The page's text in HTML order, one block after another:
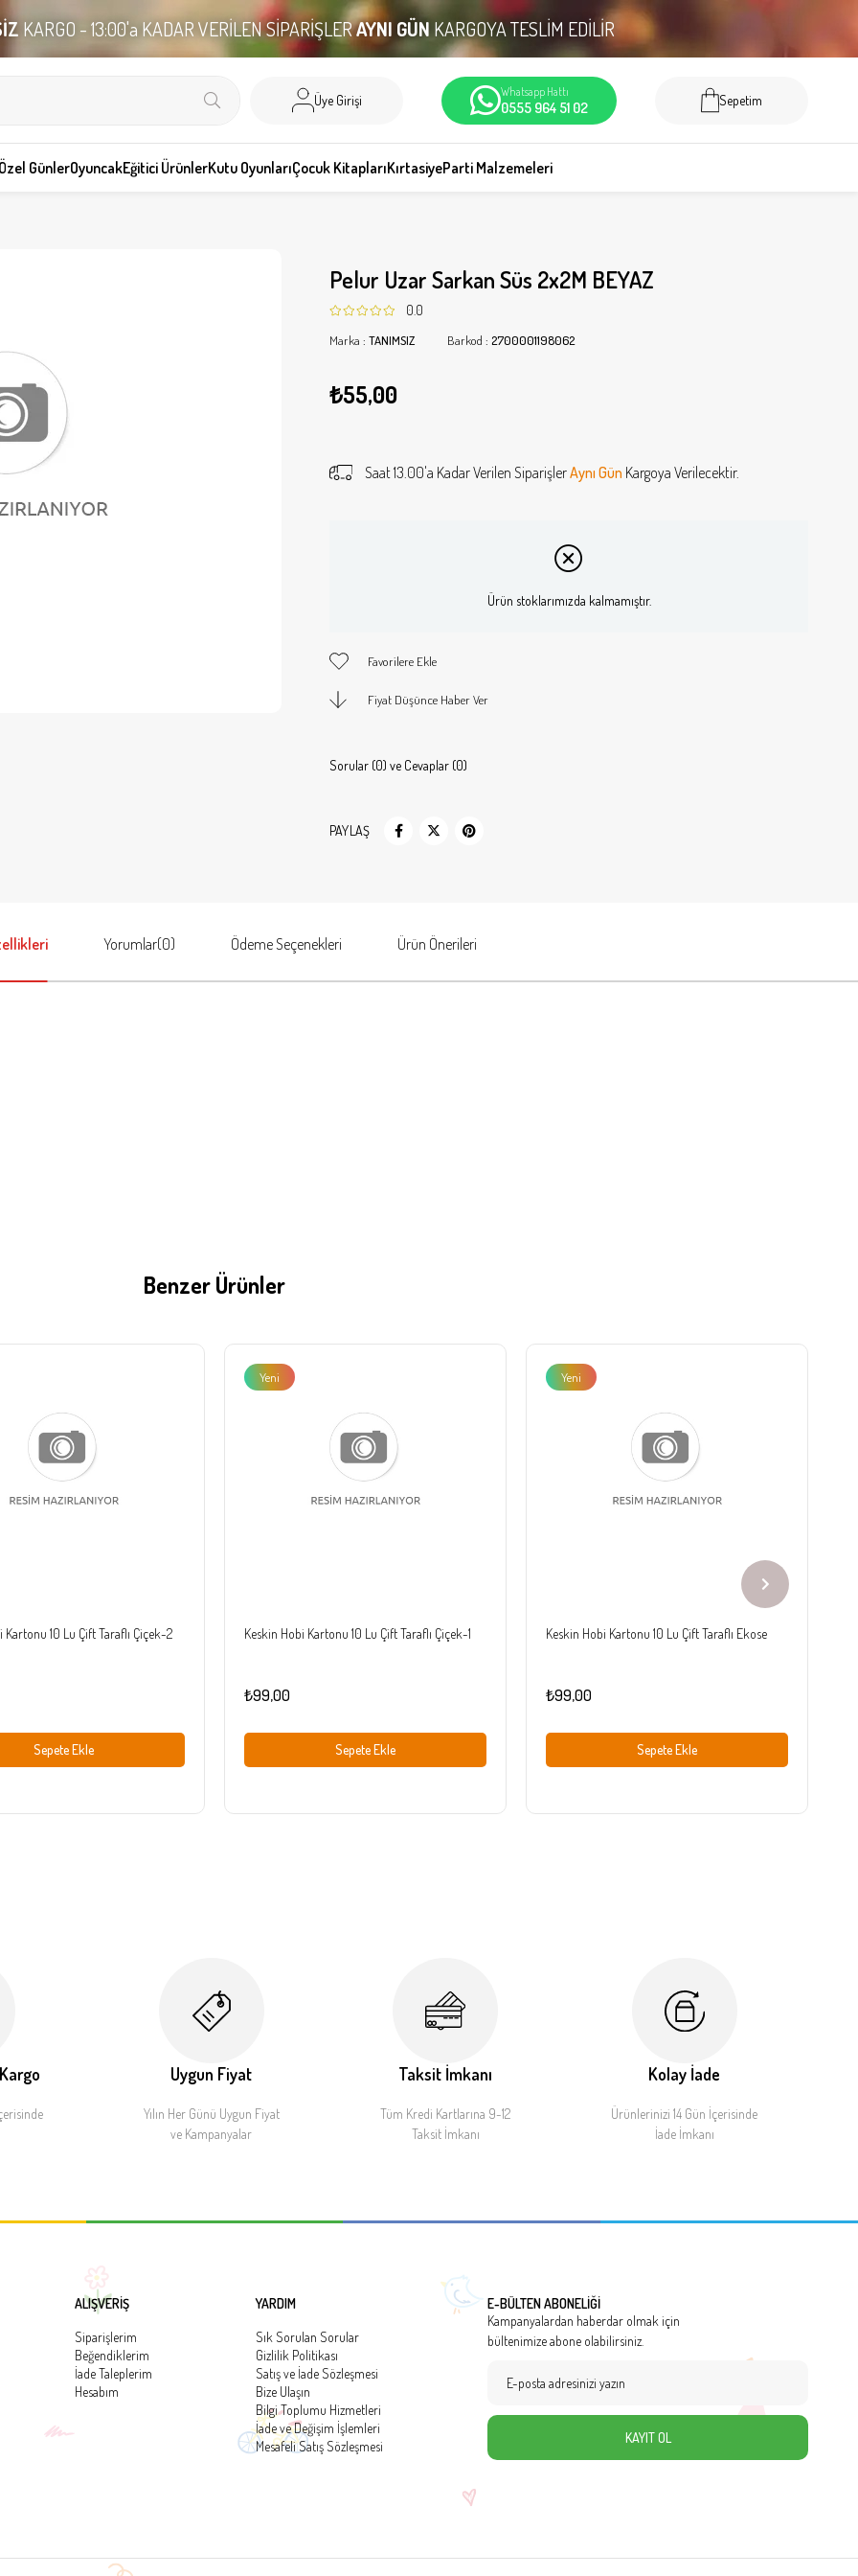
KARGO - 13:00'a KADAR VERİLEN SİPARİŞLERAYNI GÜN KARGOYA TESLİM EDİLİR
Üye Girişi
Whatsapp Hattı
0555 964 51 02 Sepetim
Özel GünlerOyuncakEğitici ÜrünlerKutu OyunlarıÇocuk KitaplarıKırtasiyeParti Malzemeleri
Pelur Uzar Sarkan Süs 2x2M BEYAZ
0.0
Marka : TANIMSIZ Barkod : 2700001198062
₺55,00
Saat 13.00'a Kadar Verilen SiparişlerAynı Gün Kargoya Verilecektir.
Ürün stoklarımızda kalmamıştır.
Favorilere Ekle
Fiyat Düşünce Haber Ver
Sorular (0) ve Cevaplar (0)
PAYLAŞ
Yorumlar(0) Ödeme Seçenekleri Ürün Önerileri
Benzer Ürünler
Kartonu 10 Lu Çift Taraflı Çiçek-2
Sepete Ekle
Keskin Hobi Kartonu 10 Lu Çift Taraflı Çiçek-1
₺99,00
Sepete Ekle
Yeni
Keskin Hobi Kartonu 10 Lu Çift Taraflı Ekose
₺99,00
Sepete Ekle
Yeni
Uygun Fiyat
Yılın Her Günü Uygun Fiyat
ve Kampanyalar
Taksit İmkanı
Tüm Kredi Kartlarına 9-12
Taksit İmkanı
Kolay İade
Ürünlerinizi 14 Gün İçerisinde
İade İmkanı
ALIŞVERİŞ
Siparişlerim
Beğendiklerim
İade Taleplerim
Hesabım
YARDIM
Sık Sorulan Sorular
Gizlilik Politikası
Satış ve İade Sözleşmesi
Bize Ulaşın
Bilgi Toplumu Hizmetleri
İade ve Değişim İşlemleri
Mesafeli Satış Sözleşmesi
E-BÜLTEN ABONELİĞİ
Kampanyalardan haberdar olmak için
bültenimize abone olabilirsiniz.
KAYIT OL